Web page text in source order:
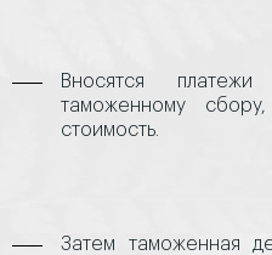
Вносятся
таможенному
стоимость.
Затем таможенная